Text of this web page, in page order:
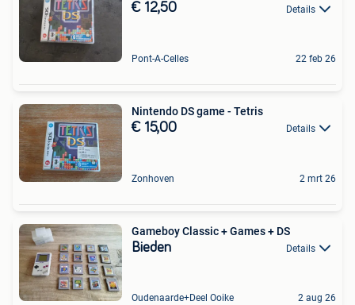
€ 12,50 Details
Pont-A-Celles 22 feb 26
Nintendo DS game - Tetris
€ 15,00 Details
Zonhoven 2 mrt 26
Gameboy Classic + Games + DS
Bieden Details
Oudenaarde+Deel Ooike 2 aug 26